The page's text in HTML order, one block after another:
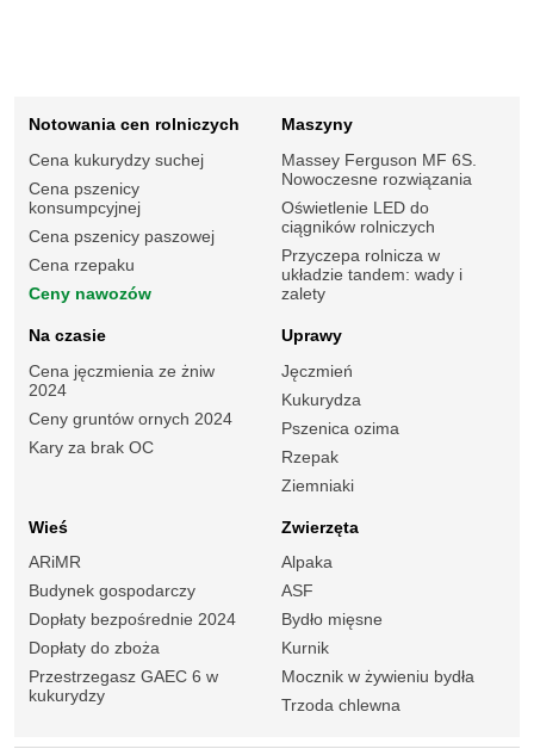
Notowania cen rolniczych
Cena kukurydzy suchej
Cena pszenicy
konsumpcyjnej
Cena pszenicy paszowej
Cena rzepaku
Ceny nawozów
Maszyny
Massey Ferguson MF 6S.
Nowoczesne rozwiązania
Oświetlenie LED do
ciągników rolniczych
Przyczepa rolnicza w
układzie tandem: wady i
zalety
Na czasie
Cena jęczmienia ze żniw
2024
Ceny gruntów ornych 2024
Kary za brak OC
Uprawy
Jęczmień
Kukurydza
Pszenica ozima
Rzepak
Ziemniaki
Wieś
ARiMR
Budynek gospodarczy
Dopłaty bezpośrednie 2024
Dopłaty do zboża
Przestrzegasz GAEC 6 w
kukurydzy
Zwierzęta
Alpaka
ASF
Bydło mięsne
Kurnik
Mocznik w żywieniu bydła
Trzoda chlewna